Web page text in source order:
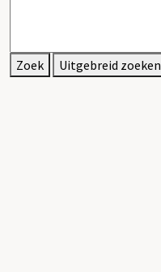
Zoek Uitgebreid zoeken